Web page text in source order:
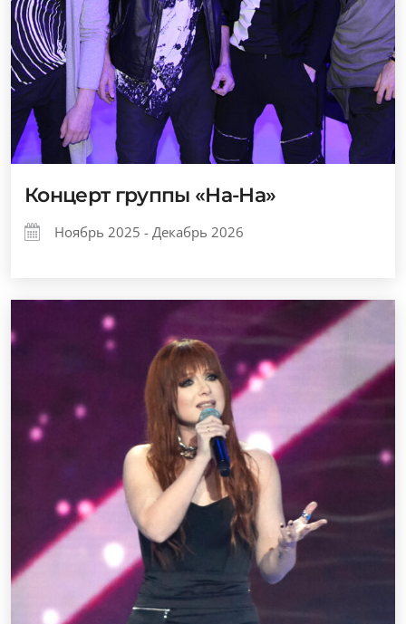
Концерт группы «На-На»
Ноябрь 2025 - Декабрь 2026